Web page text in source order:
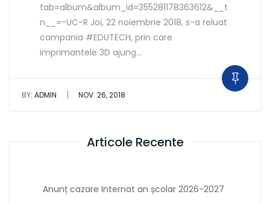
tab=album&album_id=355281178363612&__t
n__=-UC-R Joi, 22 noiembrie 2018, s-a reluat
campania #EDUTECH, prin care
imprimantele 3D ajung…
BY: ADMIN | NOV. 26, 2018
Articole Recente
Anunț cazare Internat an școlar 2026-2027